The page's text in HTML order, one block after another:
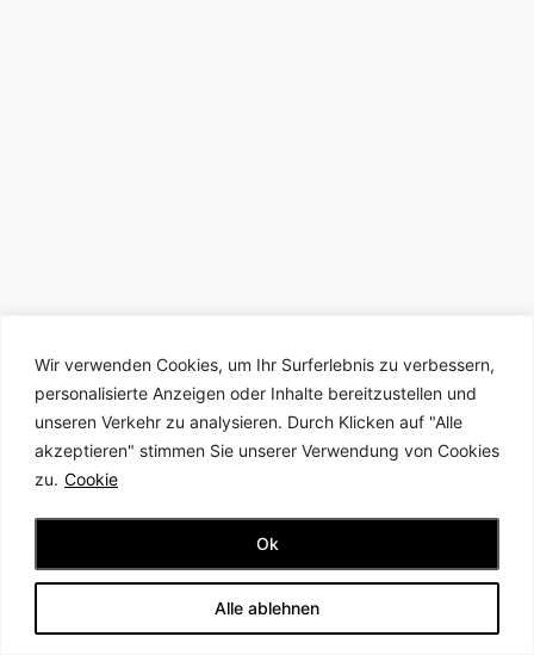
Wir verwenden Cookies, um Ihr Surferlebnis zu verbessern,
personalisierte Anzeigen oder Inhalte bereitzustellen und
unseren Verkehr zu analysieren. Durch Klicken auf "Alle
akzeptieren" stimmen Sie unserer Verwendung von Cookies
zu. Cookie
Alle ablehnen
Ok